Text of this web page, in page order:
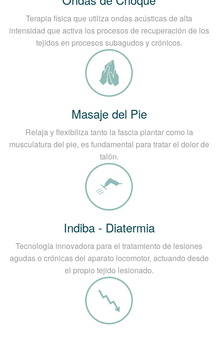
Terapia física que utiliza ondas acústicas de alta
intensidad que activa los procesos de recuperación de los
tejidos en procesos subagudos y crónicos.
Masaje del Pie
Relaja y flexibiliza tanto la fascia plantar como la
musculatura del pie, es fundamental para tratar el dolor de
talón.
Indiba - Diatermia
Tecnología innovadora para el tratamiento de lesiones
agudas o crónicas del aparato locomotor, actuando desde
el propio tejido lesionado.